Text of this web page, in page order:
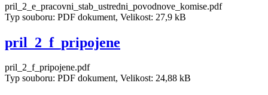
pril_2_e_pracovni_stab_ustredni_povodnove_komise.pdf
Typ souboru: PDF dokument, Velikost: 27,9 kB
pril_2_f_pripojene
pril_2_f_pripojene.pdf
Typ souboru: PDF dokument, Velikost: 24,88 kB